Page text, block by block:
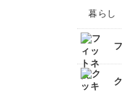
暮らし
すべて